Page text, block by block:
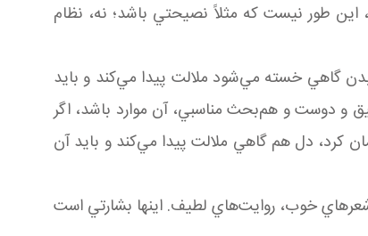
طور نيست که مثلاً نصيحتي باشد؛ نه، نظام
گاهي خسته مي‌شود ملالت پيدا مي‌کند و بايد
و دوست و هم‌بحث مناسبي، آن موارد باشد، اگر
کرد، دل هم گاهي ملالت پيدا مي‌کند و بايد آن
خوب، روايت‌هاي لطيف. اينها بشارتي است